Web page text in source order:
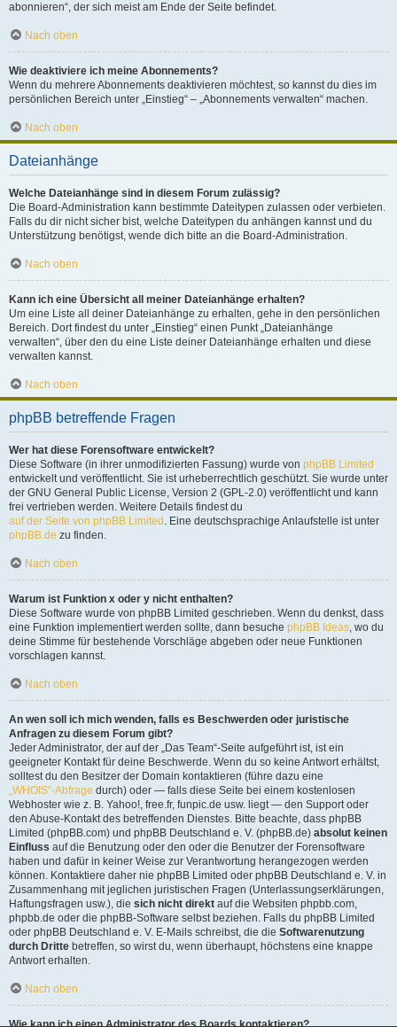
abonnieren“, der sich meist am Ende der Seite befindet.
Nach oben
Wie deaktiviere ich meine Abonnements?
Wenn du mehrere Abonnements deaktivieren möchtest, so kannst du dies im
persönlichen Bereich unter „Einstieg“ – „Abonnements verwalten“ machen.
Nach oben
Dateianhänge
Welche Dateianhänge sind in diesem Forum zulässig?
Die Board-Administration kann bestimmte Dateitypen zulassen oder verbieten.
Falls du dir nicht sicher bist, welche Dateitypen du anhängen kannst und du
Unterstützung benötigst, wende dich bitte an die Board-Administration.
Nach oben
Kann ich eine Übersicht all meiner Dateianhänge erhalten?
Um eine Liste all deiner Dateianhänge zu erhalten, gehe in den persönlichen
Bereich. Dort findest du unter „Einstieg“ einen Punkt „Dateianhänge
verwalten“, über den du eine Liste deiner Dateianhänge erhalten und diese
verwalten kannst.
Nach oben
phpBB betreffende Fragen
Wer hat diese Forensoftware entwickelt?
Diese Software (in ihrer unmodifizierten Fassung) wurde von phpBB Limited
entwickelt und veröffentlicht. Sie ist urheberrechtlich geschützt. Sie wurde unter
der GNU General Public License, Version 2 (GPL-2.0) veröffentlicht und kann
frei vertrieben werden. Weitere Details findest du
auf der Seite von phpBB Limited . Eine deutschsprachige Anlaufstelle ist unter
phpBB.de zu finden.
Nach oben
Warum ist Funktion x oder y nicht enthalten?
Diese Software wurde von phpBB Limited geschrieben. Wenn du denkst, dass
eine Funktion implementiert werden sollte, dann besuche phpBB Ideas, wo du
deine Stimme für bestehende Vorschläge abgeben oder neue Funktionen
vorschlagen kannst.
Nach oben
An wen soll ich mich wenden, falls es Beschwerden oder juristische
Anfragen zu diesem Forum gibt?
Jeder Administrator, der auf der „Das Team“-Seite aufgeführt ist, ist ein
geeigneter Kontakt für deine Beschwerde. Wenn du so keine Antwort erhältst,
solltest du den Besitzer der Domain kontaktieren (führe dazu eine
„WHOIS“-Abfrage durch) oder — falls diese Seite bei einem kostenlosen
Webhoster wie z. B. Yahoo!, free.fr, funpic.de usw. liegt — den Support oder
den Abuse-Kontakt des betreffenden Dienstes. Bitte beachte, dass phpBB
Limited (phpBB.com) und phpBB Deutschland e. V. (phpBB.de) absolut keinen
Einfluss auf die Benutzung oder den oder die Benutzer der Forensoftware
haben und dafür in keiner Weise zur Verantwortung herangezogen werden
können. Kontaktiere daher nie phpBB Limited oder phpBB Deutschland e. V. in
Zusammenhang mit jeglichen juristischen Fragen (Unterlassungserklärungen,
Haftungsfragen usw.), die sich nicht direkt auf die Websiten phpbb.com,
phpbb.de oder die phpBB-Software selbst beziehen. Falls du phpBB Limited
oder phpBB Deutschland e. V. E-Mails schreibst, die die Softwarenutzung
durch Dritte betreffen, so wirst du, wenn überhaupt, höchstens eine knappe
Antwort erhalten.
Nach oben
Wie kann ich einen Administrator des Boards kontaktieren?